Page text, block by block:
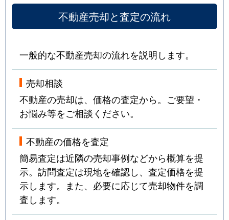
不動産売却と査定の流れ
一般的な不動産売却の流れを説明します。
売却相談
不動産の売却は、価格の査定から。ご要望・
お悩み等をご相談ください。
不動産の価格を査定
簡易査定は近隣の売却事例などから概算を提
示。訪問査定は現地を確認し、査定価格を提
示します。また、必要に応じて売却物件を調
査します。